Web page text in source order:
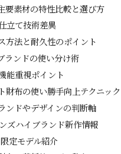
要素材の特性比較と選び方
立て技術差異
方法と耐久性のポイント
ランドの使い分け術
能重視ポイント
財布の使い勝手向上テクニック
ンドやデザインの判断軸
ズハイブランド新作情報
定モデル紹介